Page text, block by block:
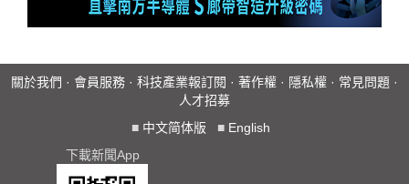
關於我們 · 會員服務 · 科技產業報訂閱 · 著作權 · 隱私權 · 常見問題 ·
人才招募
■ 中文简体版 ■ English
下載新聞App